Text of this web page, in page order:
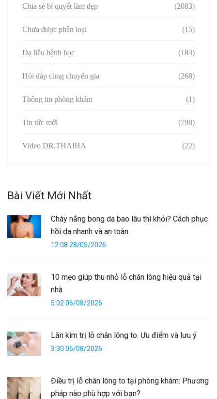
Chia sẻ bí quyết làm đẹp (2083)
Chưa được phân loại (15)
Da liễu bệnh học (183)
Hỏi đáp cùng chuyên gia (268)
Thông tin phòng khám (1)
Tin tức mới (798)
Video DR.THAIHA (22)
Bài Viết Mới Nhất
Cháy nắng bong da bao lâu thì khỏi? Cách phục
hồi da nhanh và an toàn
12:08 28/05/2026
10 mẹo giúp thu nhỏ lỗ chân lông hiệu quả tại
nhà
5:02 06/08/2026
Lăn kim trị lỗ chân lông to: Ưu điểm và lưu ý
3:30 05/08/2026
Điều trị lỗ chân lông to tại phòng khám: Phương
pháp nào phù hợp với bạn?